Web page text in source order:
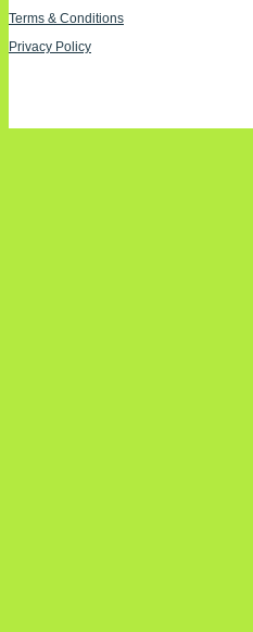
Terms & Conditions
Privacy Policy